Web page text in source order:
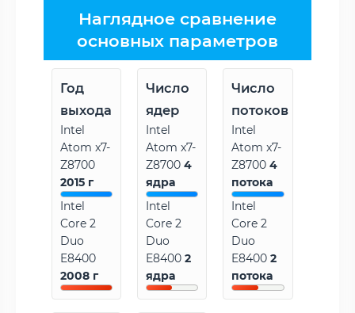
Наглядное сравнение
основных параметров
Год
выхода
Intel
Atom x7-
Z8700
2015 г
Intel
Core 2
Duo
E8400
2008 г
Число
ядер
Intel
Atom x7-
Z87004
ядра
Intel
Core 2
Duo
E84002
ядра
Число
потоков
Intel
Atom x7-
Z87004
потока
Intel
Core 2
Duo
E84002
потока